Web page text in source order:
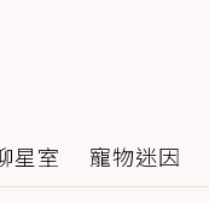
星室 寵物迷因